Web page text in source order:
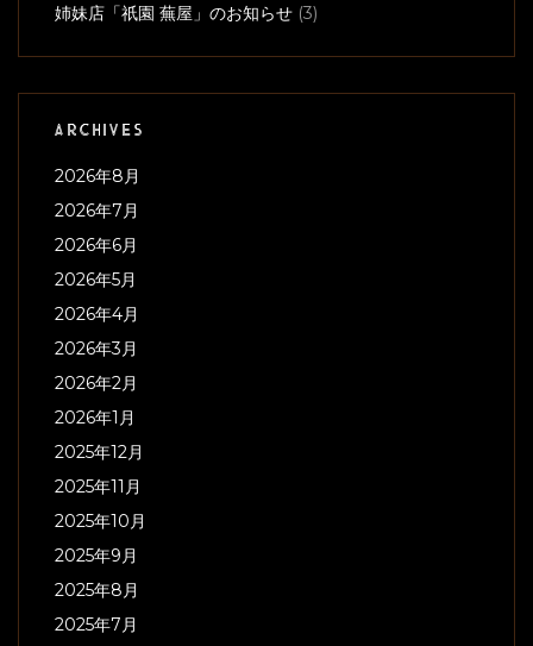
姉妹店「祇園 蕪屋」のお知らせ (3)
ARCHIVES
2026年8月
2026年7月
2026年6月
2026年5月
2026年4月
2026年3月
2026年2月
2026年1月
2025年12月
2025年11月
2025年10月
2025年9月
2025年8月
2025年7月